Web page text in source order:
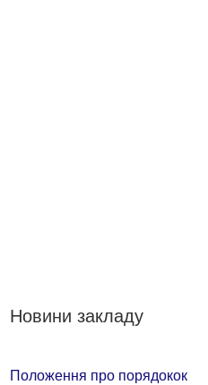
Новини закладу
Положення про порядокок